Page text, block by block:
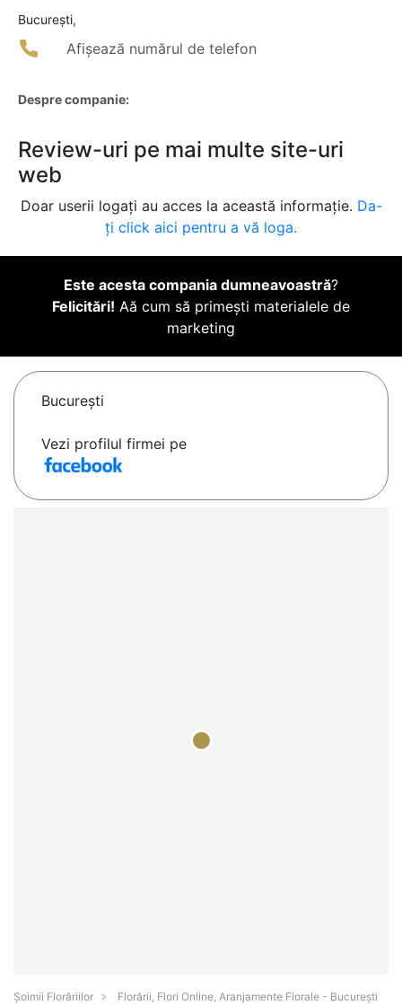
Bucureşti,
Afișează numărul de telefon
Despre companie:
Review-uri pe mai multe site-uri
web
Doar userii logați au acces la această informație. Da-
ți click aici pentru a vă loga.
Este acesta compania dumneavoastră?
Felicitări! Aă cum să primești materialele de
marketing
Bucureşti
Vezi profilul firmei pe
Șoimii Florăriilor
Florării, Flori Online, Aranjamente Florale - Bucureşti